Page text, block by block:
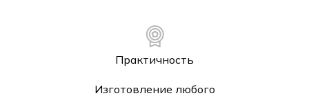
Практичность
Изготовление любого